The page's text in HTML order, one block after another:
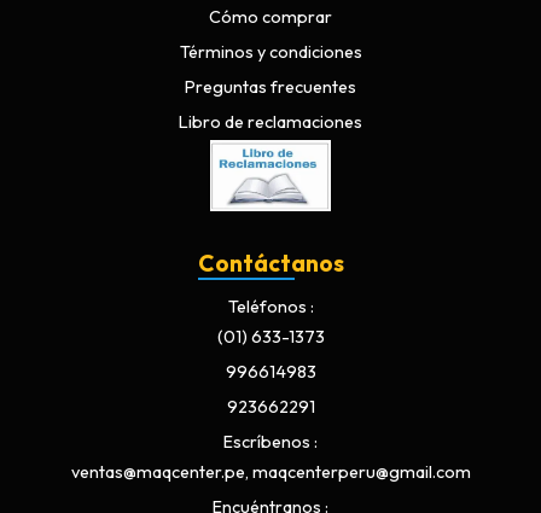
Cómo comprar
Términos y condiciones
Preguntas frecuentes
Libro de reclamaciones
Contáctanos
Teléfonos
(01) 633-1373
996614983
923662291
Escríbenos
ventas@maqcenter.pe, maqcenterperu@gmail.com
Encuéntranos